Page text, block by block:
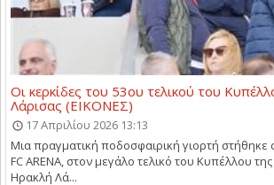
Οι κερκίδες του 53ου τελικού του
Λάρισας (ΕΙΚΟΝΕΣ)
17 Απριλίου 2026 13:13
Μια πραγματική ποδοσφαιρική γιορτή στήθηκε
FC ARENA, στον μεγάλο τελικό του Κυπέλλου
Ηρακλή Λά...